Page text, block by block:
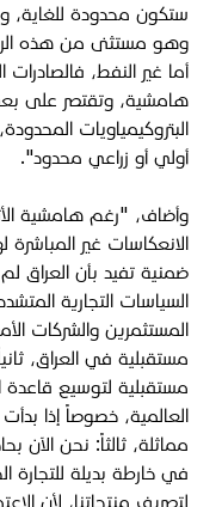
ستكون محدودة للغاية،
وهو مستثنى من هذه
أما غير النفط، فالصادرات
هامشية، وتقتصر على
البتروكيمياويات
أولي أو زراعي محدود".
وأضاف، "رغم هامشية
الانعكاسات غير المباشرة
ضمنية تفيد بأن العراق
السياسات التجارية
المستثمرين والشركات
مستقبلية في العراق،
مستقبلية لتوسيع قاعدة
العالمية، خصوصاً إذا
مماثلة، ثالثاً: نحن الآن
في خارطة بديلة للتجارة
لتصريف منتجاتنا، لأن